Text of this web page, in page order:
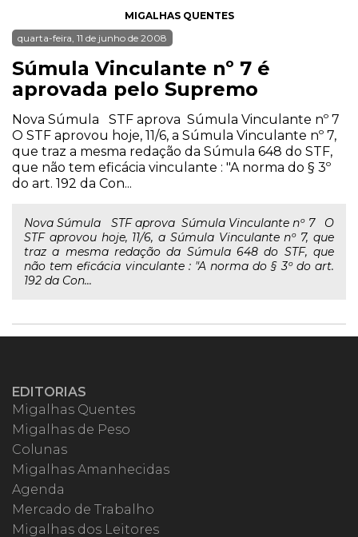
MIGALHAS QUENTES
quarta-feira, 11 de junho de 2008
Súmula Vinculante nº 7 é
aprovada pelo Supremo
Nova Súmula STF aprova Súmula Vinculante nº 7
O STF aprovou hoje, 11/6, a Súmula Vinculante nº 7,
que traz a mesma redação da Súmula 648 do STF,
que não tem eficácia vinculante : "A norma do § 3º
do art. 192 da Con...
Nova Súmula STF aprova Súmula Vinculante nº 7 O
STF aprovou hoje, 11/6, a Súmula Vinculante nº 7, que
traz a mesma redação da Súmula 648 do STF, que
não tem eficácia vinculante : "A norma do § 3º do art.
192 da Con...
EDITORIAS
Migalhas Quentes
Migalhas de Peso
Colunas
Migalhas Amanhecidas
Agenda
Mercado de Trabalho
Migalhas dos Leitores